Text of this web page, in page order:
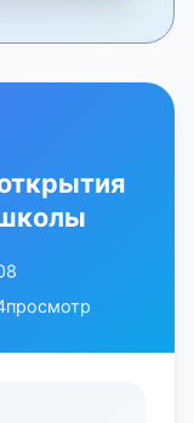
просмотр